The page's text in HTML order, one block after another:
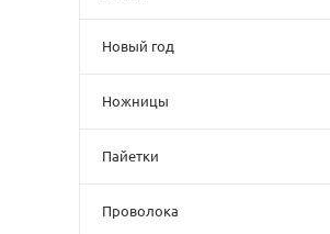
Новый год
Ножницы
Пайетки
Проволока